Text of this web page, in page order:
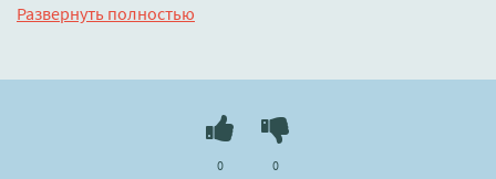
решить трудную задачу: либо лишиться наследства, либо
Слушать 🔊 mp3 (мп3) аудиокнигу "Чернильные ночи –
янтарные дни - Ольга Баскова" в хорошем качестве
Развернуть полностью
0 0